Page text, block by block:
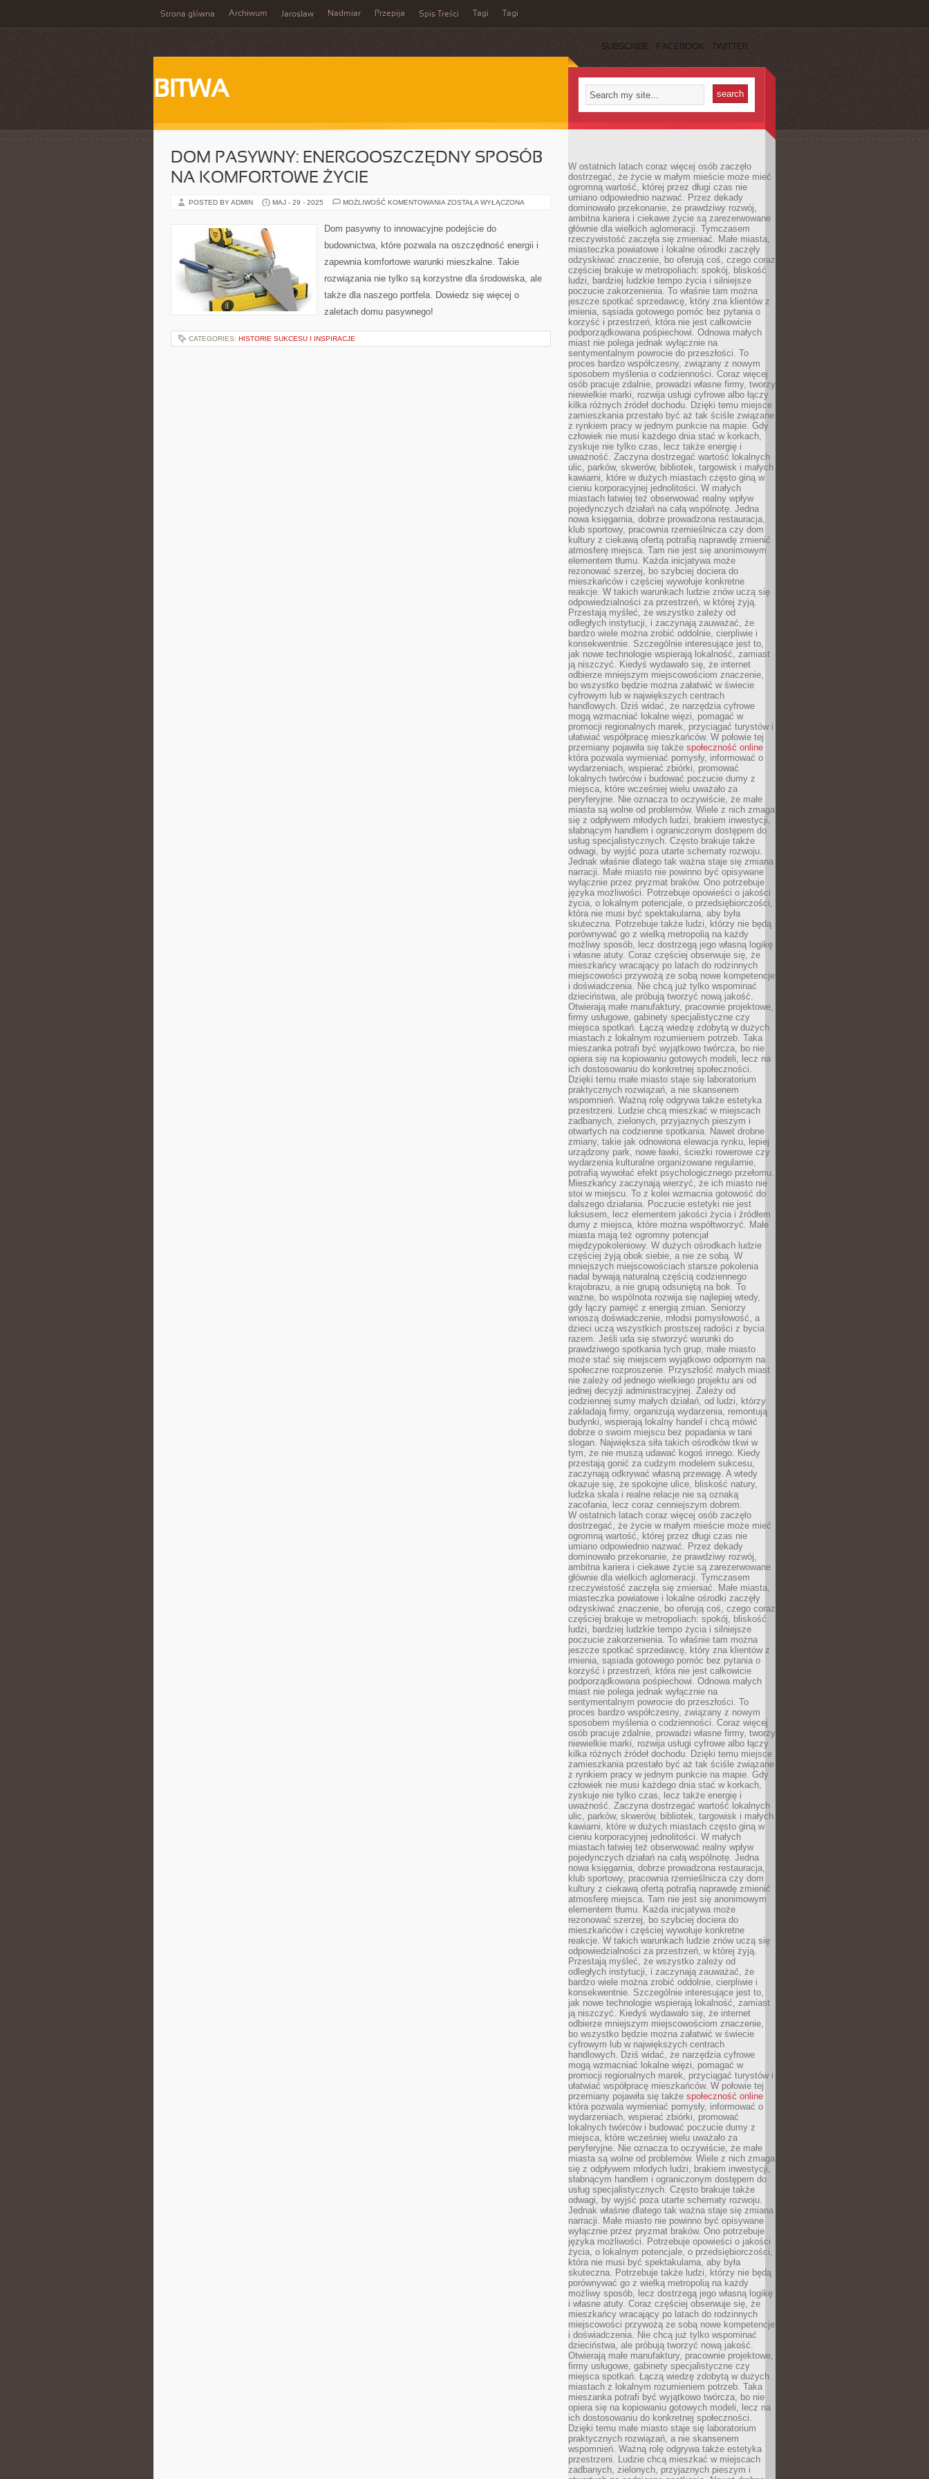
Strona główna Archiwum Jarosław Nadmiar Przepija Spis Treści Tagi Tagi
SUBSCRIBE FACEBOOK TWITTER
BITWA
DOM PASYWNY: ENERGOOSZCZĘDNY SPOSÓB
NA KOMFORTOWE ŻYCIE
POSTED BY ADMIN MAJ - 29 - 2025 MOŻLIWOŚĆ KOMENTOWANIA DOM
SPOSÓB
NA
ŻYCIE
ZOSTAŁA WYŁĄCZONA
Dom pasywny to innowacyjne podejście do
budownictwa, które pozwala na oszczędność energii i
zapewnia komfortowe warunki mieszkalne. Takie
rozwiązania nie tylko są korzystne dla środowiska, ale
także dla naszego portfela. Dowiedz się więcej o
zaletach domu pasywnego!
CATEGORIES: HISTORIE SUKCESU I INSPIRACJE
W ostatnich latach coraz więcej osób zaczęło
dostrzegać, że życie w małym mieście może mieć
ogromną wartość, której przez długi czas nie
umiano odpowiednio nazwać. Przez dekady
dominowało przekonanie, że prawdziwy rozwój,
ambitna kariera i ciekawe życie są zarezerwowane
głównie dla wielkich aglomeracji. Tymczasem
rzeczywistość zaczęła się zmieniać. Małe miasta,
miasteczka powiatowe i lokalne ośrodki zaczęły
odzyskiwać znaczenie, bo oferują coś, czego coraz
częściej brakuje w metropoliach: spokój, bliskość
ludzi, bardziej ludzkie tempo życia i silniejsze
poczucie zakorzenienia. To właśnie tam można
jeszcze spotkać sprzedawcę, który zna klientów z
imienia, sąsiada gotowego pomóc bez pytania o
korzyść i przestrzeń, która nie jest całkowicie
podporządkowana pośpiechowi. Odnowa małych
miast nie polega jednak wyłącznie na
sentymentalnym powrocie do przeszłości. To
proces bardzo współczesny, związany z nowym
sposobem myślenia o codzienności. Coraz więcej
osób pracuje zdalnie, prowadzi własne firmy, tworzy
niewielkie marki, rozwija usługi cyfrowe albo łączy
kilka różnych źródeł dochodu. Dzięki temu miejsce
zamieszkania przestało być aż tak ściśle związane
z rynkiem pracy w jednym punkcie na mapie. Gdy
człowiek nie musi każdego dnia stać w korkach,
zyskuje nie tylko czas, lecz także energię i
uważność. Zaczyna dostrzegać wartość lokalnych
ulic, parków, skwerów, bibliotek, targowisk i małych
kawiarni, które w dużych miastach często giną w
cieniu korporacyjnej jednolitości. W małych
miastach łatwiej też obserwować realny wpływ
pojedynczych działań na całą wspólnotę. Jedna
nowa księgarnia, dobrze prowadzona restauracja,
klub sportowy, pracownia rzemieślnicza czy dom
kultury z ciekawą ofertą potrafią naprawdę zmienić
atmosferę miejsca. Tam nie jest się anonimowym
elementem tłumu. Każda inicjatywa może
rezonować szerzej, bo szybciej dociera do
mieszkańców i częściej wywołuje konkretne
reakcje. W takich warunkach ludzie znów uczą się
odpowiedzialności za przestrzeń, w której żyją.
Przestają myśleć, że wszystko zależy od
odległych instytucji, i zaczynają zauważać, że
bardzo wiele można zrobić oddolnie, cierpliwie i
konsekwentnie. Szczególnie interesujące jest to,
jak nowe technologie wspierają lokalność, zamiast
ją niszczyć. Kiedyś wydawało się, że internet
odbierze mniejszym miejscowościom znaczenie,
bo wszystko będzie można załatwić w świecie
cyfrowym lub w największych centrach
handlowych. Dziś widać, że narzędzia cyfrowe
mogą wzmacniać lokalne więzi, pomagać w
promocji regionalnych marek, przyciągać turystów i
ułatwiać współpracę mieszkańców. W połowie tej
przemiany pojawiła się także społeczność online
która pozwala wymieniać pomysły, informować o
wydarzeniach, wspierać zbiórki, promować
lokalnych twórców i budować poczucie dumy z
miejsca, które wcześniej wielu uważało za
peryferyjne. Nie oznacza to oczywiście, że małe
miasta są wolne od problemów. Wiele z nich zmaga
się z odpływem młodych ludzi, brakiem inwestycji,
słabnącym handlem i ograniczonym dostępem do
usług specjalistycznych. Często brakuje także
odwagi, by wyjść poza utarte schematy rozwoju.
Jednak właśnie dlatego tak ważna staje się zmiana
narracji. Małe miasto nie powinno być opisywane
wyłącznie przez pryzmat braków. Ono potrzebuje
języka możliwości. Potrzebuje opowieści o jakości
życia, o lokalnym potencjale, o przedsiębiorczości,
która nie musi być spektakularna, aby była
skuteczna. Potrzebuje także ludzi, którzy nie będą
porównywać go z wielką metropolią na każdy
możliwy sposób, lecz dostrzegą jego własną logikę
i własne atuty. Coraz częściej obserwuje się, że
mieszkańcy wracający po latach do rodzinnych
miejscowości przywożą ze sobą nowe kompetencje
i doświadczenia. Nie chcą już tylko wspominać
dzieciństwa, ale próbują tworzyć nową jakość.
Otwierają małe manufaktury, pracownie projektowe,
firmy usługowe, gabinety specjalistyczne czy
miejsca spotkań. Łączą wiedzę zdobytą w dużych
miastach z lokalnym rozumieniem potrzeb. Taka
mieszanka potrafi być wyjątkowo twórcza, bo nie
opiera się na kopiowaniu gotowych modeli, lecz na
ich dostosowaniu do konkretnej społeczności.
Dzięki temu małe miasto staje się laboratorium
praktycznych rozwiązań, a nie skansenem
wspomnień. Ważną rolę odgrywa także estetyka
przestrzeni. Ludzie chcą mieszkać w miejscach
zadbanych, zielonych, przyjaznych pieszym i
otwartych na codzienne spotkania. Nawet drobne
zmiany, takie jak odnowiona elewacja rynku, lepiej
urządzony park, nowe ławki, ścieżki rowerowe czy
wydarzenia kulturalne organizowane regularnie,
potrafią wywołać efekt psychologicznego przełomu.
Mieszkańcy zaczynają wierzyć, że ich miasto nie
stoi w miejscu. To z kolei wzmacnia gotowość do
dalszego działania. Poczucie estetyki nie jest
luksusem, lecz elementem jakości życia i źródłem
dumy z miejsca, które można współtworzyć. Małe
miasta mają też ogromny potencjał
międzypokoleniowy. W dużych ośrodkach ludzie
częściej żyją obok siebie, a nie ze sobą. W
mniejszych miejscowościach starsze pokolenia
nadal bywają naturalną częścią codziennego
krajobrazu, a nie grupą odsuniętą na bok. To
ważne, bo wspólnota rozwija się najlepiej wtedy,
gdy łączy pamięć z energią zmian. Seniorzy
wnoszą doświadczenie, młodsi pomysłowość, a
dzieci uczą wszystkich prostszej radości z bycia
razem. Jeśli uda się stworzyć warunki do
prawdziwego spotkania tych grup, małe miasto
może stać się miejscem wyjątkowo odpornym na
społeczne rozproszenie. Przyszłość małych miast
nie zależy od jednego wielkiego projektu ani od
jednej decyzji administracyjnej. Zależy od
codziennej sumy małych działań, od ludzi, którzy
zakładają firmy, organizują wydarzenia, remontują
budynki, wspierają lokalny handel i chcą mówić
dobrze o swoim miejscu bez popadania w tani
slogan. Największa siła takich ośrodków tkwi w
tym, że nie muszą udawać kogoś innego. Kiedy
przestają gonić za cudzym modelem sukcesu,
zaczynają odkrywać własną przewagę. A wtedy
okazuje się, że spokojne ulice, bliskość natury,
ludzka skala i realne relacje nie są oznaką
zacofania, lecz coraz cenniejszym dobrem.
W ostatnich latach coraz więcej osób zaczęło
dostrzegać, że życie w małym mieście może mieć
ogromną wartość, której przez długi czas nie
umiano odpowiednio nazwać. Przez dekady
dominowało przekonanie, że prawdziwy rozwój,
ambitna kariera i ciekawe życie są zarezerwowane
głównie dla wielkich aglomeracji. Tymczasem
rzeczywistość zaczęła się zmieniać. Małe miasta,
miasteczka powiatowe i lokalne ośrodki zaczęły
odzyskiwać znaczenie, bo oferują coś, czego coraz
częściej brakuje w metropoliach: spokój, bliskość
ludzi, bardziej ludzkie tempo życia i silniejsze
poczucie zakorzenienia. To właśnie tam można
jeszcze spotkać sprzedawcę, który zna klientów z
imienia, sąsiada gotowego pomóc bez pytania o
korzyść i przestrzeń, która nie jest całkowicie
podporządkowana pośpiechowi. Odnowa małych
miast nie polega jednak wyłącznie na
sentymentalnym powrocie do przeszłości. To
proces bardzo współczesny, związany z nowym
sposobem myślenia o codzienności. Coraz więcej
osób pracuje zdalnie, prowadzi własne firmy, tworzy
niewielkie marki, rozwija usługi cyfrowe albo łączy
kilka różnych źródeł dochodu. Dzięki temu miejsce
zamieszkania przestało być aż tak ściśle związane
z rynkiem pracy w jednym punkcie na mapie. Gdy
człowiek nie musi każdego dnia stać w korkach,
zyskuje nie tylko czas, lecz także energię i
uważność. Zaczyna dostrzegać wartość lokalnych
ulic, parków, skwerów, bibliotek, targowisk i małych
kawiarni, które w dużych miastach często giną w
cieniu korporacyjnej jednolitości. W małych
miastach łatwiej też obserwować realny wpływ
pojedynczych działań na całą wspólnotę. Jedna
nowa księgarnia, dobrze prowadzona restauracja,
klub sportowy, pracownia rzemieślnicza czy dom
kultury z ciekawą ofertą potrafią naprawdę zmienić
atmosferę miejsca. Tam nie jest się anonimowym
elementem tłumu. Każda inicjatywa może
rezonować szerzej, bo szybciej dociera do
mieszkańców i częściej wywołuje konkretne
reakcje. W takich warunkach ludzie znów uczą się
odpowiedzialności za przestrzeń, w której żyją.
Przestają myśleć, że wszystko zależy od
odległych instytucji, i zaczynają zauważać, że
bardzo wiele można zrobić oddolnie, cierpliwie i
konsekwentnie. Szczególnie interesujące jest to,
jak nowe technologie wspierają lokalność, zamiast
ją niszczyć. Kiedyś wydawało się, że internet
odbierze mniejszym miejscowościom znaczenie,
bo wszystko będzie można załatwić w świecie
cyfrowym lub w największych centrach
handlowych. Dziś widać, że narzędzia cyfrowe
mogą wzmacniać lokalne więzi, pomagać w
promocji regionalnych marek, przyciągać turystów i
ułatwiać współpracę mieszkańców. W połowie tej
przemiany pojawiła się także społeczność online
która pozwala wymieniać pomysły, informować o
wydarzeniach, wspierać zbiórki, promować
lokalnych twórców i budować poczucie dumy z
miejsca, które wcześniej wielu uważało za
peryferyjne. Nie oznacza to oczywiście, że małe
miasta są wolne od problemów. Wiele z nich zmaga
się z odpływem młodych ludzi, brakiem inwestycji,
słabnącym handlem i ograniczonym dostępem do
usług specjalistycznych. Często brakuje także
odwagi, by wyjść poza utarte schematy rozwoju.
Jednak właśnie dlatego tak ważna staje się zmiana
narracji. Małe miasto nie powinno być opisywane
wyłącznie przez pryzmat braków. Ono potrzebuje
języka możliwości. Potrzebuje opowieści o jakości
życia, o lokalnym potencjale, o przedsiębiorczości,
która nie musi być spektakularna, aby była
skuteczna. Potrzebuje także ludzi, którzy nie będą
porównywać go z wielką metropolią na każdy
możliwy sposób, lecz dostrzegą jego własną logikę
i własne atuty. Coraz częściej obserwuje się, że
mieszkańcy wracający po latach do rodzinnych
miejscowości przywożą ze sobą nowe kompetencje
i doświadczenia. Nie chcą już tylko wspominać
dzieciństwa, ale próbują tworzyć nową jakość.
Otwierają małe manufaktury, pracownie projektowe,
firmy usługowe, gabinety specjalistyczne czy
miejsca spotkań. Łączą wiedzę zdobytą w dużych
miastach z lokalnym rozumieniem potrzeb. Taka
mieszanka potrafi być wyjątkowo twórcza, bo nie
opiera się na kopiowaniu gotowych modeli, lecz na
ich dostosowaniu do konkretnej społeczności.
Dzięki temu małe miasto staje się laboratorium
praktycznych rozwiązań, a nie skansenem
wspomnień. Ważną rolę odgrywa także estetyka
przestrzeni. Ludzie chcą mieszkać w miejscach
zadbanych, zielonych, przyjaznych pieszym i